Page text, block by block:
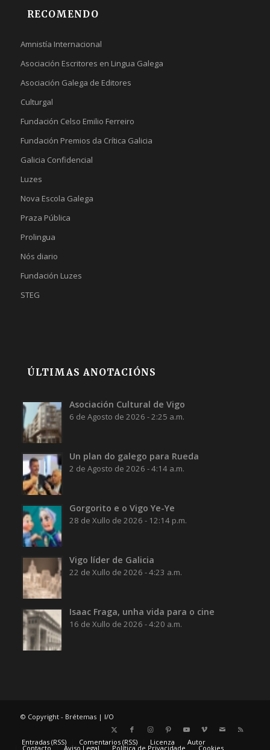
RECOMENDO
Amnistía Internacional
Asociación Escritores en Lingua Galega
Asociación Galega de Editores
Culturgal
Fundación Celso Emilio Ferreiro
Fundación Premios da Crítica Galicia
Galicia Confidencial
Luzes
Nova Escola Galega
Praza Pública
Prolingua
Nós diario
Fundación Luzes
STEG
ÚLTIMAS ANOTACIÓNS
Asociación Cultural de Vigo
6 de Agosto de 2026 - 2:25 a.m.
Un plan do galego para Rueda
2 de Agosto de 2026 - 4:14 a.m.
Gorgorito e o Vigo Ye-Ye
28 de Xullo de 2026 - 12:14 p.m.
Vigo líder de Galicia
22 de Xullo de 2026 - 4:23 a.m.
Isaac Fraga, unha vida para o cine
16 de Xullo de 2026 - 4:20 a.m.
© Copyright - Brétemas | I/O
Entradas (RSS) Comentarios (RSS) Licenza Autor
Contacto Aviso Legal Política de Privacidade Cookies